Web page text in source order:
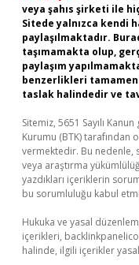
veya şahıs şirketi ile
Sitede yalnızca kendi
paylaşılmaktadır.
taşımamakta olup,
paylaşım
benzerlikleri
taslak halindedir ve
Sitemiz, 5651 Sayılı
Kurumu (BTK) tarafından
vermektedir. Bu
veya araştırma
yazdıkları içeriklerin
bu sorumluluğu kabul
Hukuka ve yasal
içerikleri,
halinde, ilgili içerikler